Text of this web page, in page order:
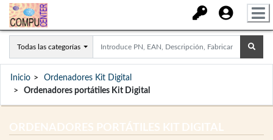
Todas las categorías
Inicio
Ordenadores Kit Digital
Ordenadores portátiles Kit Digital
ORDENADORES PORTÁTILES KIT DIGITAL